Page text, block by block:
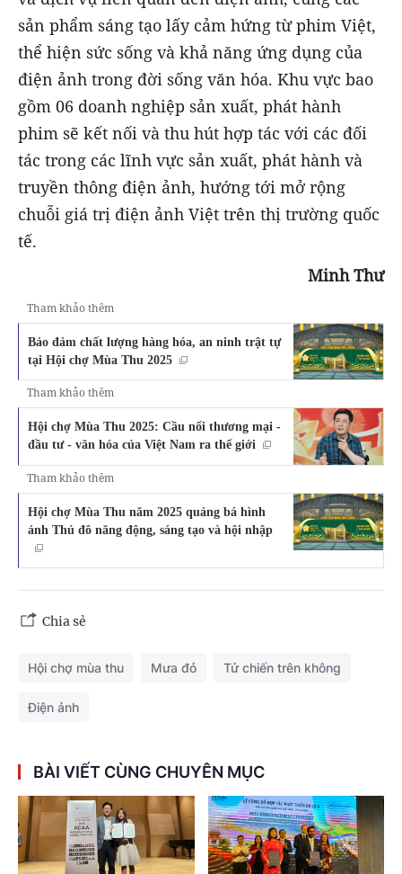
sản phẩm sáng tạo lấy cảm hứng từ phim Việt,
thể hiện sức sống và khả năng ứng dụng của
điện ảnh trong đời sống văn hóa. Khu vực bao
gồm 06 doanh nghiệp sản xuất, phát hành
phim sẽ kết nối và thu hút hợp tác với các đối
tác trong các lĩnh vực sản xuất, phát hành và
truyền thông điện ảnh, hướng tới mở rộng
chuỗi giá trị điện ảnh Việt trên thị trường quốc
tế.
Minh Thư
Tham khảo thêm
Bảo đảm chất lượng hàng hóa, an ninh trật tự
tại Hội chợ Mùa Thu 2025
Tham khảo thêm
Hội chợ Mùa Thu 2025: Cầu nối thương mại -
đầu tư - văn hóa của Việt Nam ra thế giới
Tham khảo thêm
Hội chợ Mùa Thu năm 2025 quảng bá hình
ảnh Thủ đô năng động, sáng tạo và hội nhập
Chia sẻ
Hội chợ mùa thu Mưa đỏ Tử chiến trên không
Điện ảnh
BÀI VIẾT CÙNG CHUYÊN MỤC